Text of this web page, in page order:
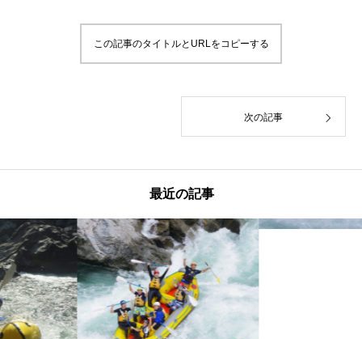
この記事のタイトルとURLをコピーする
次の記事
最近の記事